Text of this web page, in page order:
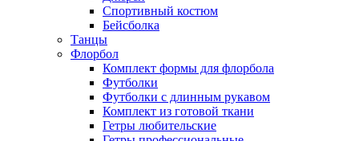
Спортивный костюм
Бейсболка
Танцы
Флорбол
Комплект формы для флорбола
Футболки
Футболки с длинным рукавом
Комплект из готовой ткани
Гетры любительские